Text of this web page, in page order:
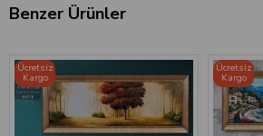
Benzer Ürünler
Ücretsiz
Kargo
Ücretsiz
Kargo